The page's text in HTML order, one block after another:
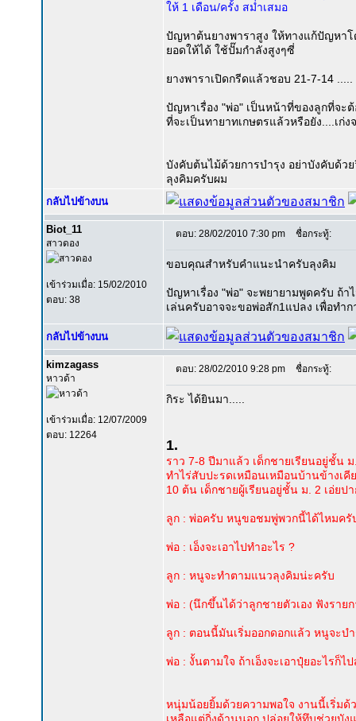
ให้ 1 เดือน/ครั้ง สม่ำเสมอ
ปัญหาต้นยางพาราสูง ให้ทางแก้ปัญหา
ยอดให้ได้ ใช้ปั๊มกำลังสูงๆซี่
ยางพาราเปิดกรีดแล้วชอบ 21-7-14
ปัญหาเรื่อง "พ่อ" เป็นหน้าที่ของลูกที่จะ
ที่จะเป็นทายาทเกษตรแล้วหรือยัง....เก่
บังคับต้นไม้ด้วยการบำรุง อย่าบังคับด้ว
ลุงคิมครับผม
กลับไปข้างบน
Biot_11
สาวดอง
เข้าร่วมเมื่อ: 15/02/2010
ตอบ: 38
ตอบ: 28/02/2010 7:30 pm ชื่อกระทู้:
ขอบคุณสำหรับคำแนะนำครับลุงคิม
ปัญหาเรื่อง "พ่อ" จะพยายามพูดครับ ถ้า
เล่นครับอาจจะขอพ่อสัก1แปลง เพื่อทำ
กลับไปข้างบน
kimzagass
หาวด้า
เข้าร่วมเมื่อ: 12/07/2009
ตอบ: 12264
ตอบ: 28/02/2010 9:28 pm ชื่อกระทู้:
กิระ ได้ยินมา.....
1.
ราว 7-8 ปีมาแล้ว เด็กชายเรียนอยู่ชั้น
ทำไร่สับปะรดเหมือนเหมือนบ้านข้างเ
10 ต้น เด็กชายผู้เรียนอยู่ชั้น ม. 2 เอ่ยป
ลูก : พ่อครับ หนูขอชมพู่พวกนี้ได้ไหมครั
พ่อ : เอ็งจะเอาไปทำอะไร ?
ลูก : หนูจะทำตามแนวลุงคิมน่ะครับ
พ่อ : (นึกขึ้นได้ว่าลูกชายตัวเอง ฟังราย
ลูก : ตอนนี้มันเริ่มออกดอกแล้ว หนูจะบ
พ่อ : งั้นตามใจ ถ้าเอ็งจะเอาปุ๋ยอะไรก็
หนุ่มน้อยยิ้มด้วยความพอใจ งานนี้เริ่มด้